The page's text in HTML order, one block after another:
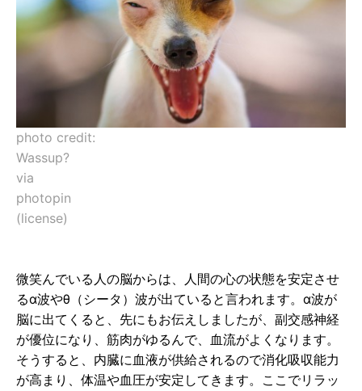
photo credit:
Wassup?
via
photopin
(license)
微笑んでいる人の脳からは、人間の心の状態を安定させ
るα波やθ（シータ）波が出ていると言われます。α波が
脳に出てくると、先にもお伝えしましたが、副交感神経
が優位になり、筋肉がゆるんで、血流がよくなります。
そうすると、内臓に血液が供給されるので消化吸収能力
が高まり、体温や血圧が安定してきます。ここでリラッ